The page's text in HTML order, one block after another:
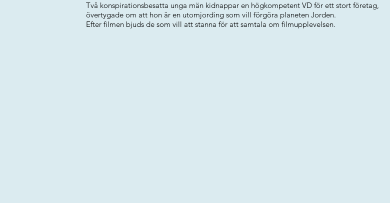
Två konspirationsbesatta unga män kidnappar en högkompetent VD för ett stort företag,
övertygade om att hon är en utomjording som vill förgöra planeten Jorden.
Efter filmen bjuds de som vill att stanna för att samtala om filmupplevelsen.